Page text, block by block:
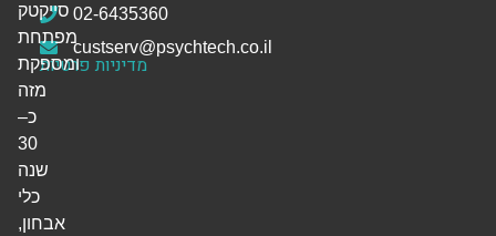
02-6435360
custserv@psychtech.co.il
מדיניות פרטיות
סייקטק
מפתחת
ומספקת
מזה
כ–
30
שנה
כלי
אבחון,